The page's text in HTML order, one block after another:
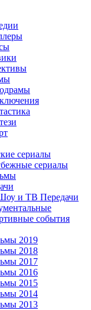
сериалы
сериалы
и ТВ Передачи
события
2019
2018
2017
2016
2015
2014
2013